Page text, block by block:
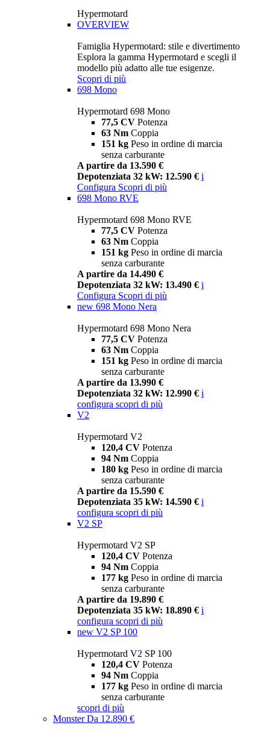
Hypermotard
OVERVIEW
Famiglia Hypermotard: stile e divertimento
Esplora la gamma Hypermotard e scegli il
modello più adatto alle tue esigenze.
Scopri di più
698 Mono
Hypermotard 698 Mono
77,5 CV Potenza
63 Nm Coppia
151 kg Peso in ordine di marcia
senza carburante
A partire da 13.590 €
Depotenziata 32 kW: 12.590 € i
Configura Scopri di più
698 Mono RVE
Hypermotard 698 Mono RVE
77,5 CV Potenza
63 Nm Coppia
151 kg Peso in ordine di marcia
senza carburante
A partire da 14.490 €
Depotenziata 32 kW: 13.490 € i
Configura Scopri di più
new 698 Mono Nera
Hypermotard 698 Mono Nera
77,5 CV Potenza
63 Nm Coppia
151 kg Peso in ordine di marcia
senza carburante
A partire da 13.990 €
Depotenziata 32 kW: 12.990 € i
configura scopri di più
V2
Hypermotard V2
120,4 CV Potenza
94 Nm Coppia
180 kg Peso in ordine di marcia
senza carburante
A partire da 15.590 €
Depotenziata 35 kW: 14.590 € i
configura scopri di più
V2 SP
Hypermotard V2 SP
120,4 CV Potenza
94 Nm Coppia
177 kg Peso in ordine di marcia
senza carburante
A partire da 19.890 €
Depotenziata 35 kW: 18.890 € i
configura scopri di più
new V2 SP 100
Hypermotard V2 SP 100
120,4 CV Potenza
94 Nm Coppia
177 kg Peso in ordine di marcia
senza carburante
scopri di più
MonsterDa 12.890 €